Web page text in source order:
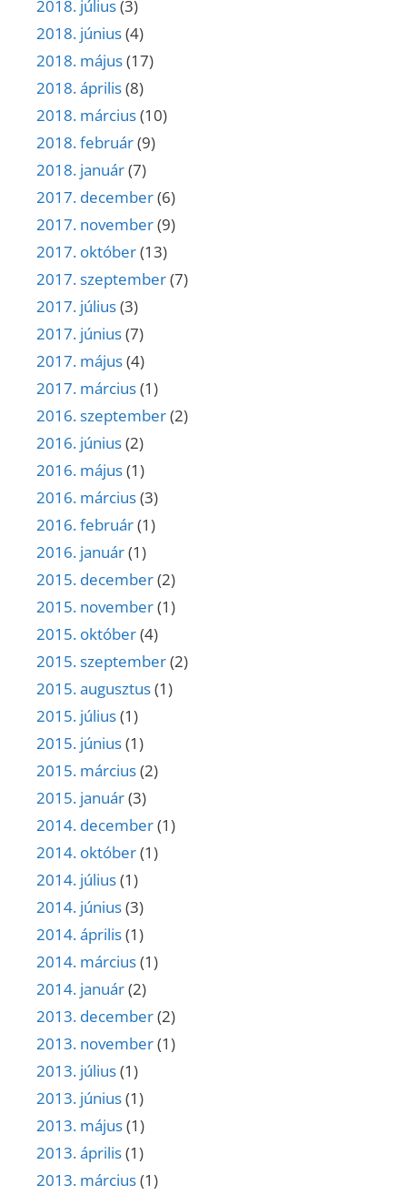
2018. július(3)
2018. június(4)
2018. május(17)
2018. április(8)
2018. március(10)
2018. február(9)
2018. január(7)
2017. december(6)
2017. november(9)
2017. október(13)
2017. szeptember(7)
2017. július(3)
2017. június(7)
2017. május(4)
2017. március(1)
2016. szeptember(2)
2016. június(2)
2016. május(1)
2016. március(3)
2016. február(1)
2016. január(1)
2015. december(2)
2015. november(1)
2015. október(4)
2015. szeptember(2)
2015. augusztus(1)
2015. július(1)
2015. június(1)
2015. március(2)
2015. január(3)
2014. december(1)
2014. október(1)
2014. július(1)
2014. június(3)
2014. április(1)
2014. március(1)
2014. január(2)
2013. december(2)
2013. november(1)
2013. július(1)
2013. június(1)
2013. május(1)
2013. április(1)
2013. március(1)